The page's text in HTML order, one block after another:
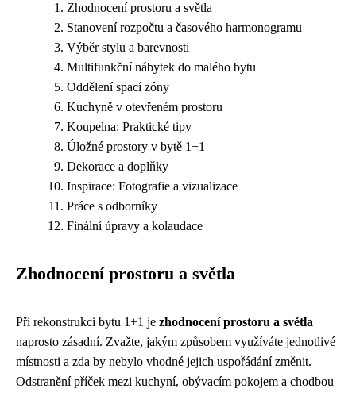
Zhodnocení prostoru a světla
Stanovení rozpočtu a časového harmonogramu
Výběr stylu a barevnosti
Multifunkční nábytek do malého bytu
Oddělení spací zóny
Kuchyně v otevřeném prostoru
Koupelna: Praktické tipy
Úložné prostory v bytě 1+1
Dekorace a doplňky
Inspirace: Fotografie a vizualizace
Práce s odborníky
Finální úpravy a kolaudace
Zhodnocení prostoru a světla
Při rekonstrukci bytu 1+1 je zhodnocení prostoru a světla
naprosto zásadní. Zvažte, jakým způsobem využíváte jednotlivé
místnosti a zda by nebylo vhodné jejich uspořádání změnit.
Odstranění příček mezi kuchyní, obývacím pokojem a chodbou